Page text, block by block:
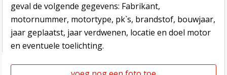
geval de volgende gegevens: Fabrikant,
motornummer, motortype, pk`s, brandstof, bouwjaar,
jaar geplaatst, jaar verdwenen, locatie en doel motor
en eventuele toelichting.